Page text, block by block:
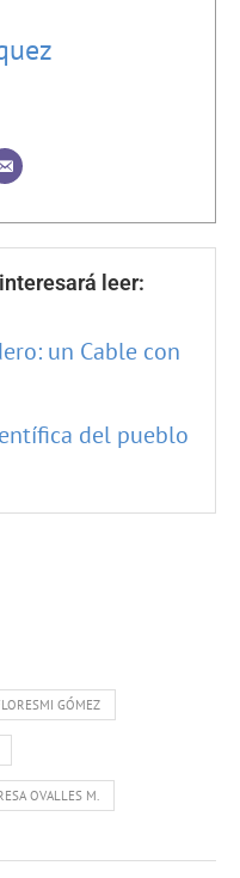
leer:
un Cable con
del pueblo
GÓMEZ
OVALLES M.